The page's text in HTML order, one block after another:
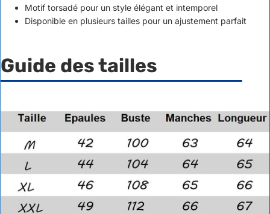
Motif torsadé pour un style élégant et intemporel
Disponible en plusieurs tailles pour un ajustement parfait
Guide des tailles